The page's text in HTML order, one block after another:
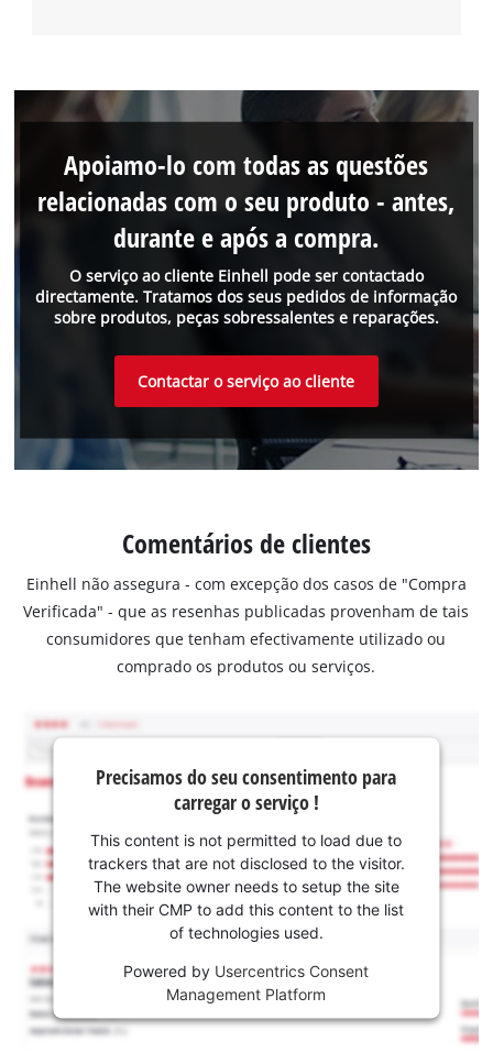
O serviço ao cliente Einhell pode ser contactado
directamente. Tratamos dos seus pedidos de informação
sobre produtos, peças sobressalentes e reparações.
Apoiamo-lo com todas as questões
relacionadas com o seu produto - antes,
durante e após a compra.
Contactar o serviço ao cliente
Comentários de clientes
Einhell não assegura - com excepção dos casos de "Compra
Verificada" - que as resenhas publicadas provenham de tais
consumidores que tenham efectivamente utilizado ou
comprado os produtos ou serviços.
Precisamos do seu consentimento para
carregar o serviço !
This content is not permitted to load due to
trackers that are not disclosed to the visitor.
The website owner needs to setup the site
with their CMP to add this content to the list
of technologies used.
Powered by Usercentrics Consent
Management Platform